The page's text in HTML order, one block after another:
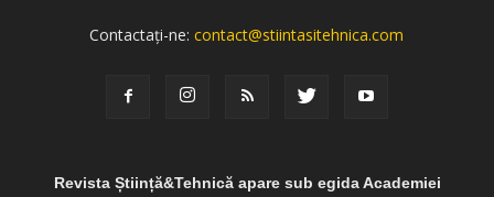
Contactați-ne:contact@stiintasitehnica.com
Revista Știință&Tehnică apare sub egida Academiei